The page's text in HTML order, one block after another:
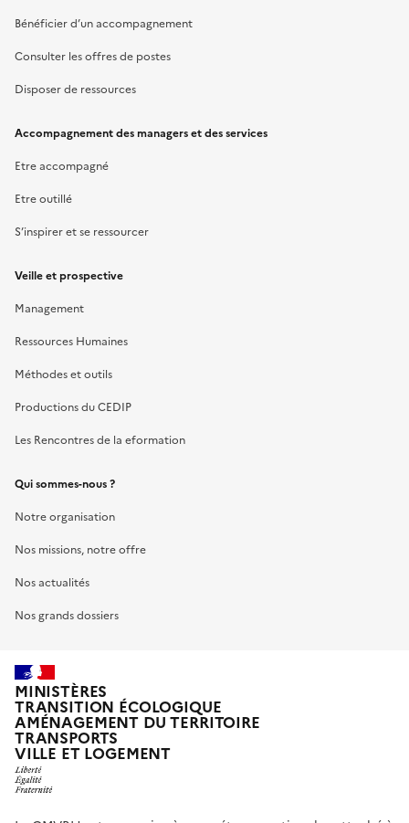
Bénéficier d’un accompagnement
Consulter les offres de postes
Disposer de ressources
Accompagnement des managers et des services
Etre accompagné
Etre outillé
S’inspirer et se ressourcer
Veille et prospective
Management
Ressources Humaines
Méthodes et outils
Productions du CEDIP
Les Rencontres de la eformation
Qui sommes-nous ?
Notre organisation
Nos missions, notre offre
Nos actualités
Nos grands dossiers
MINISTÈRES
TRANSITION ÉCOLOGIQUE
AMÉNAGEMENT DU TERRITOIRE
TRANSPORTS
VILLE ET LOGEMENT